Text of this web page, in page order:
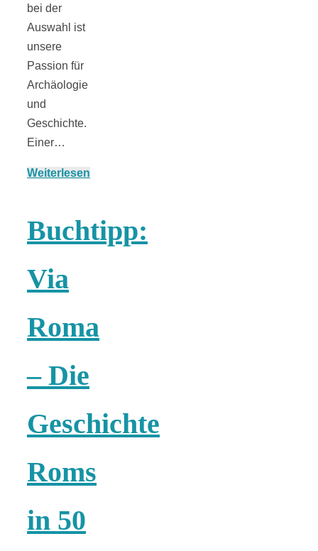
bei der
Auswahl ist
unsere
Passion für
Archäologie
und
Geschichte.
Einer…
Weiterlesen
Buchtipp:
Via
Roma
– Die
Geschichte
Roms
in 50
Ismaninger